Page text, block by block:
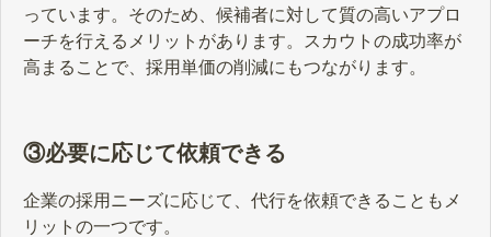
っています。そのため、候補者に対して質の高いアプロ
ーチを行えるメリットがあります。スカウトの成功率が
高まることで、採用単価の削減にもつながります。
③必要に応じて依頼できる
企業の採用ニーズに応じて、代行を依頼できることもメ
リットの一つです。